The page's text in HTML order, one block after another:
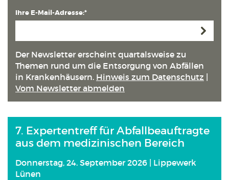
Ihre E-Mail-Adresse:*
Der Newsletter erscheint quartals­weise zu
Themen rund um die Entsorgung von Abfällen
in Kranken­häusern. Hinweis zum Datenschutz
Vom Newsletter abmelden
7. Expertentreff für Abfallbeauftragte
aus dem medizinischen Bereich
Donnerstag, 24. September 2026 | Lippewerk
Lünen